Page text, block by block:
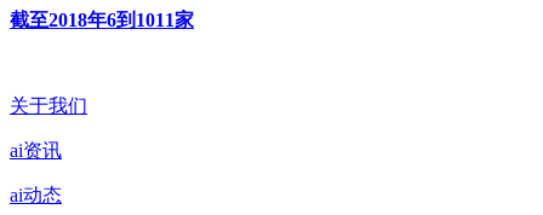
截至2018年6到1011家
关于我们
ai资讯
ai动态